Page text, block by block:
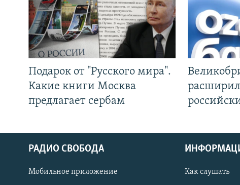
СОЦИАЛЬНЫЕ СЕТИ
Подарок от "Русского мира".
Какие книги Москва
предлагает сербам
РАДИО СВОБОДА
Мобильное приложение Как слушать